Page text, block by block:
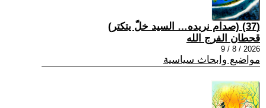
(37) (صدام نريده… السيد خلّ يتكتر)
قحطان الفرج الله
2026 / 8 / 9
مواضيع وابحاث سياسية